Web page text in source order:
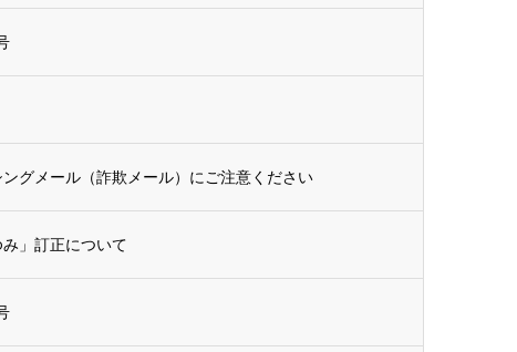
グメール（詐欺メール）にご注意ください
」訂正について